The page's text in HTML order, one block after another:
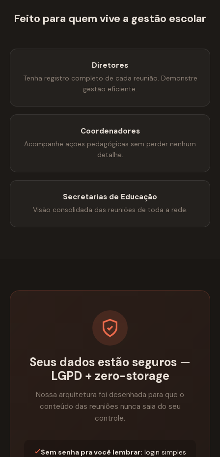
Feito para quem vive a gestão escolar
Diretores
Tenha registro completo de cada reunião. Demonstre
gestão eficiente.
Coordenadores
Acompanhe ações pedagógicas sem perder nenhum
detalhe.
Secretarias de Educação
Visão consolidada das reuniões de toda a rede.
Seus dados estão seguros —
LGPD + zero-storage
Nossa arquitetura foi desenhada para que o
conteúdo das reuniões nunca saia do seu
controle.
Sem senha pra você lembrar: login simples